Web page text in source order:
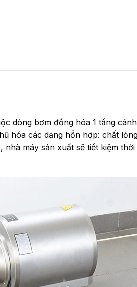
dòng bơm đồng hóa 1 tầng
hóa các dạng hỗn hợp: chất
, nhà máy sản xuất sẽ tiết kiệm